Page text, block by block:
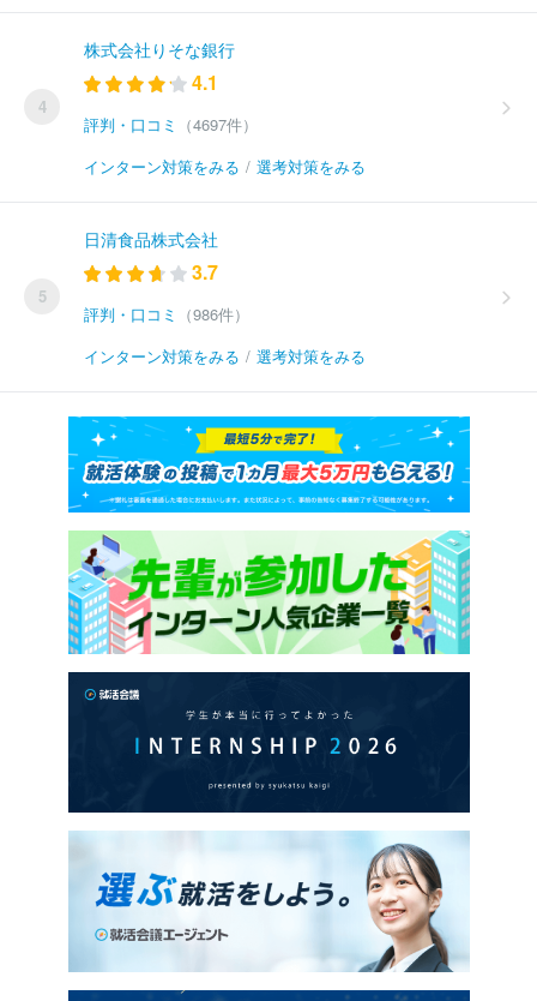
4
株式会社りそな銀行
4.1
評判・口コミ
（4697件）
インターン対策をみる / 選考対策をみる
5
日清食品株式会社
3.7
評判・口コミ
（986件）
インターン対策をみる / 選考対策をみる